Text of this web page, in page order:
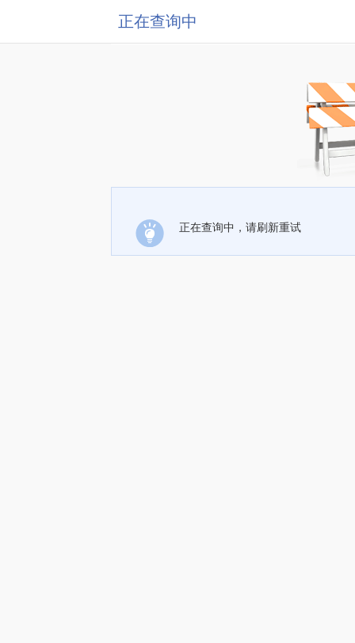
正在查询中
正在查询中，请刷新重试